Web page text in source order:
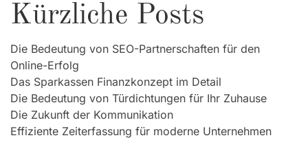
Kürzliche Posts
Die Bedeutung von SEO-Partnerschaften für den
Online-Erfolg
Das Sparkassen Finanzkonzept im Detail
Die Bedeutung von Türdichtungen für Ihr Zuhause
Die Zukunft der Kommunikation
Effiziente Zeiterfassung für moderne Unternehmen